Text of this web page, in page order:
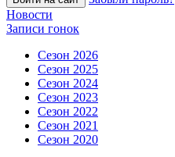
Новости
Записи гонок
Сезон 2026
Сезон 2025
Сезон 2024
Сезон 2023
Сезон 2022
Сезон 2021
Сезон 2020